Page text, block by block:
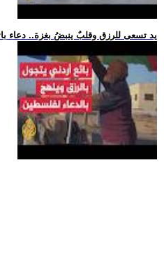
.. يد تسعى للرزق وقلبٌ ينبضُ بغزة.. دعاء